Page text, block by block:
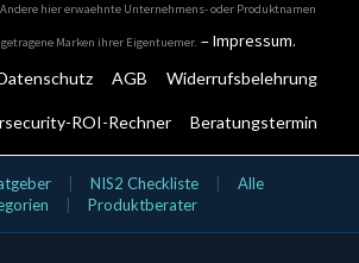
hier erwaehnte Unternehmens- oder Produktnamen
Marken ihrer Eigentuemer. –Impressum.
AGB Widerrufsbelehrung
ROI-Rechner Beratungstermin
NIS2 Checkliste
Alle
Produktberater